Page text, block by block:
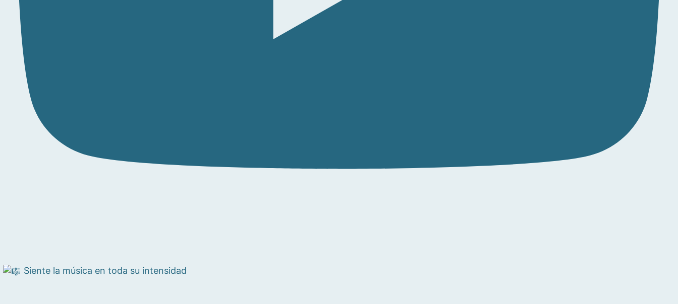
Siente la música en toda su intensidad